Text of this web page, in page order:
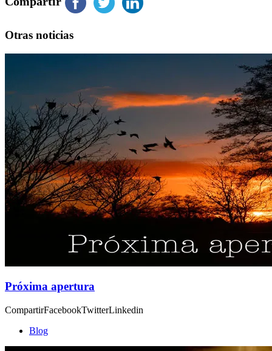
Otras noticias
Próxima apertura
CompartirFacebookTwitterLinkedin
Blog